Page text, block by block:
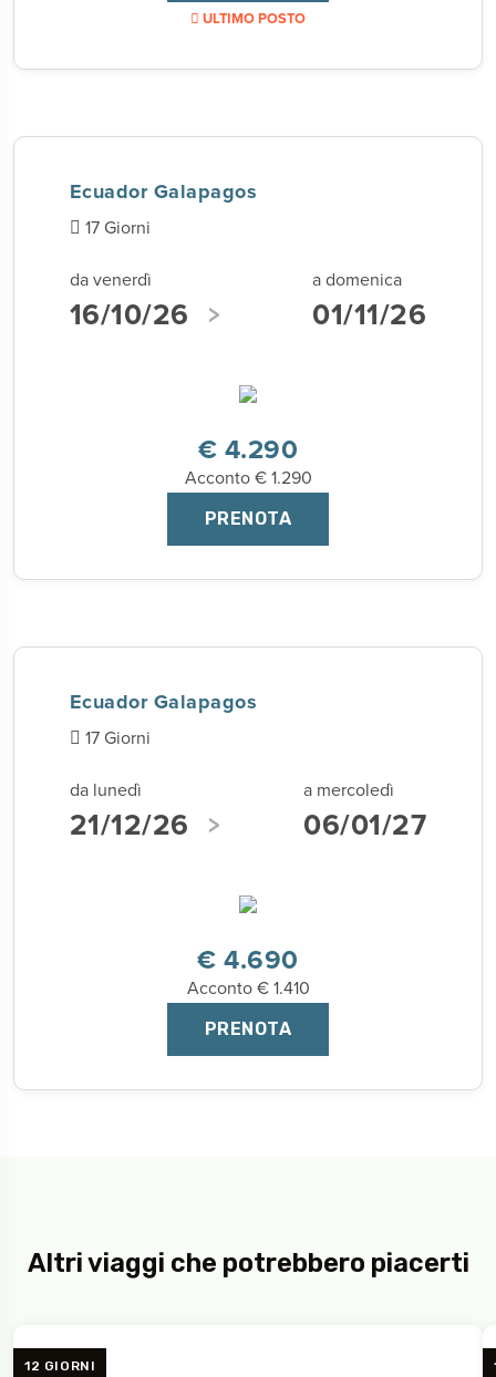
ULTIMO POSTO
Ecuador Galapagos
17 Giorni
da venerdì
16/10/26
a domenica
01/11/26
€ 4.290
Acconto € 1.290
PRENOTA
Ecuador Galapagos
17 Giorni
da lunedì
21/12/26
a mercoledì
06/01/27
€ 4.690
Acconto € 1.410
PRENOTA
Altri viaggi che potrebbero piacerti
12 GIORNI